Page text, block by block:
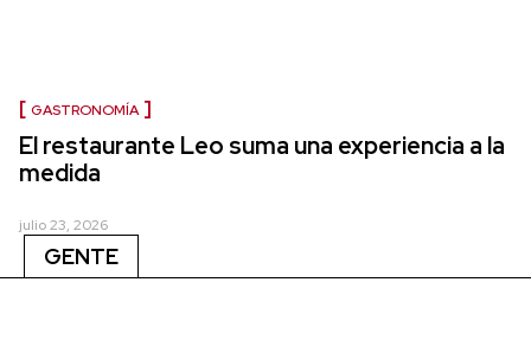
GASTRONOMÍA
El restaurante Leo suma una experiencia a la
medida
julio 23, 2026
GENTE